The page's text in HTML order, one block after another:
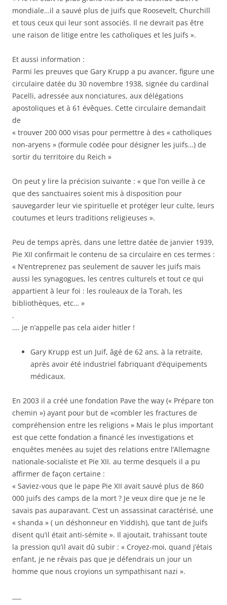
mondiale…il a sauvé plus de juifs que Roosevelt, Churchill
et tous ceux qui leur sont associés. Il ne devrait pas être
une raison de litige entre les catholiques et les Juifs ».
Et aussi information :
Parmi les preuves que Gary Krupp a pu avancer, figure une
circulaire datée du 30 novembre 1938, signée du cardinal
Pacelli, adressée aux nonciatures, aux délégations
apostoliques et à 61 évêques. Cette circulaire demandait
de
« trouver 200 000 visas pour permettre à des « catholiques
non-aryens » (formule codée pour désigner les juifs…) de
sortir du territoire du Reich »
On peut y lire la précision suivante : « que l’on veille à ce
que des sanctuaires soient mis à disposition pour
sauvegarder leur vie spirituelle et protéger leur culte, leurs
coutumes et leurs traditions religieuses ».
Peu de temps après, dans une lettre datée de janvier 1939,
Pie XII confirmait le contenu de sa circulaire en ces termes :
« N’entreprenez pas seulement de sauver les juifs mais
aussi les synagogues, les centres culturels et tout ce qui
appartient à leur foi : les rouleaux de la Torah, les
bibliothèques, etc… »
.
…. je n’appelle pas cela aider hitler !
Gary Krupp est un Juif, âgé de 62 ans, à la retraite,
après avoir été industriel fabriquant d’équipements
médicaux.
En 2003 il a créé une fondation Pave the way (« Prépare ton
chemin ») ayant pour but de «combler les fractures de
compréhension entre les religions » Mais le plus important
est que cette fondation a financé les investigations et
enquêtes menées au sujet des relations entre l’Allemagne
nationale-socialiste et Pie XII. au terme desquels il a pu
affirmer de façon certaine :
« Saviez-vous que le pape Pie XII avait sauvé plus de 860
000 juifs des camps de la mort ? Je veux dire que je ne le
savais pas auparavant. C’est un assassinat caractérisé, une
« shanda » ( un déshonneur en Yiddish), que tant de Juifs
disent qu’il était anti-sémite ». Il ajoutait, trahissant toute
la pression qu’il avait dû subir : « Croyez-moi, quand j’étais
enfant, je ne rêvais pas que je défendrais un jour un
homme que nous croyions un sympathisant nazi ».